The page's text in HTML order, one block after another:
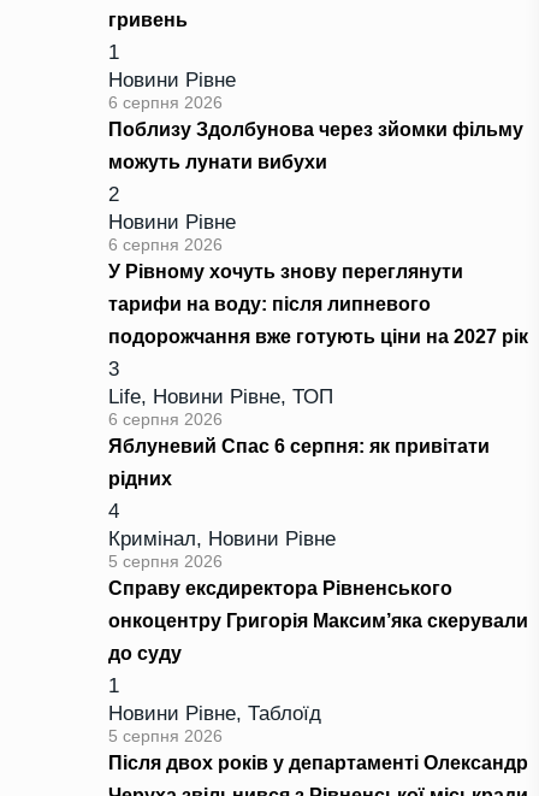
гривень
1
Новини Рівне
6 серпня 2026
Поблизу Здолбунова через зйомки фільму
можуть лунати вибухи
2
Новини Рівне
6 серпня 2026
У Рівному хочуть знову переглянути
тарифи на воду: після липневого
подорожчання вже готують ціни на 2027 рік
3
Life, Новини Рівне, ТОП
6 серпня 2026
Яблуневий Спас 6 серпня: як привітати
рідних
4
Кримінал, Новини Рівне
5 серпня 2026
Справу ексдиректора Рівненського
онкоцентру Григорія Максим’яка скерували
до суду
1
Новини Рівне, Таблоїд
5 серпня 2026
Після двох років у департаменті Олександр